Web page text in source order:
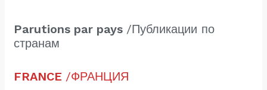
Parutions par pays /Публикации по
странам
FRANCE /ФРАНЦИЯ